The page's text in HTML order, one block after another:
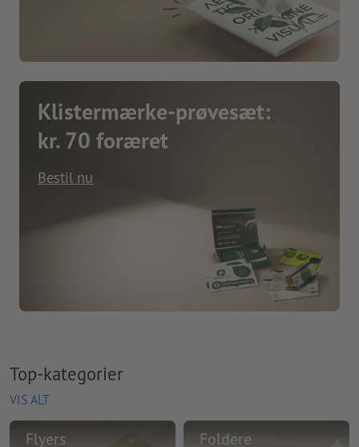
Klistermærke-prøvesæt:
kr. 70 foræret
Bestil nu
Top-kategorier
VIS ALT
Flyers Foldere